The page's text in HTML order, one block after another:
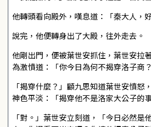
他轉頭看向殿外，嘆息道：「秦大人，
說完，他便轉身出了大殿，往外走去。
他剛出門，便被葉世安抓住，葉世安拉
為激憤道：「你今日為何不揭穿洛子商？
「揭穿什麼？」顧九思知道葉世安憤怒
神色平淡：「揭穿他不是洛家大公子的事
「對。」葉世安立刻道，「今日必然是